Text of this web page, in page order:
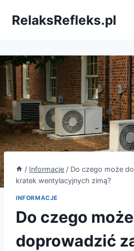
RelaksRefleks.pl
/ Informacje / Do czego może
kratek wentylacyjnych zimą?
INFORMACJE
Do czego może
doprowadzić